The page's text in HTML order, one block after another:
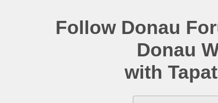
Follow Donau
Donau
with